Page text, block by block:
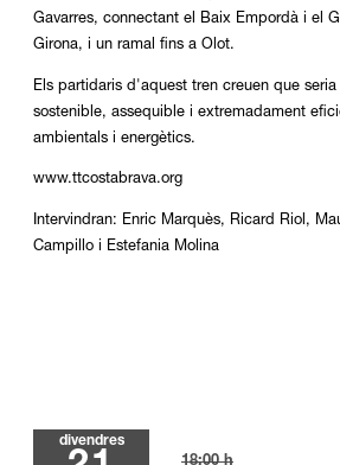
Gavarres, connectant el Baix Empordà i el
Girona, i un ramal fins a Olot.
Els partidaris d'aquest tren creuen que
sostenible, assequible i extremadament
ambientals i energètics.
www.ttcostabrava.org
Intervindran: Enric Marquès, Ricard Riol,
Campillo i Estefania Molina
divendres
18:00 h